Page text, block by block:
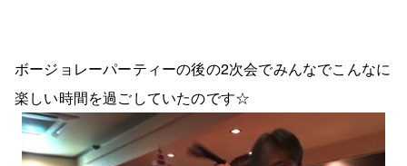
ボージョレーパーティーの後の2次会でみんなでこんなに
楽しい時間を過ごしていたのです☆